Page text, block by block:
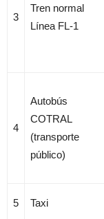
3
Tren normal
Línea FL-1
4
Autobús
COTRAL
(transporte
público)
5 Taxi